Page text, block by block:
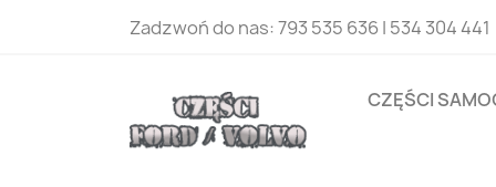
Zadzwoń do nas:793 535 636 | 534 304 441
CZĘŚCI